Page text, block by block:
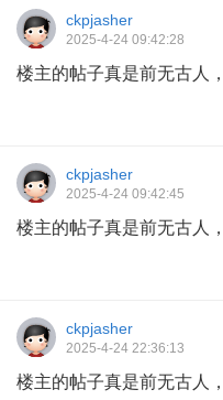
ckpjasher
2025-4-24 09:42:28
楼主的帖子真是前无古人
ckpjasher
2025-4-24 09:42:45
楼主的帖子真是前无古人
ckpjasher
2025-4-24 22:36:13
楼主的帖子真是前无古人